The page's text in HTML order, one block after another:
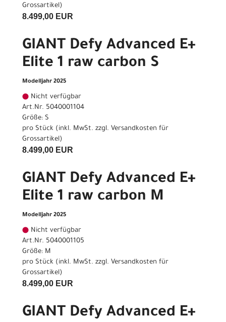
Grossartikel)
8.499,00 EUR
GIANT Defy Advanced E+
Elite 1 raw carbon S
Modelljahr 2025
Nicht verfügbar
Art.Nr. 5040001104
Größe: S
pro Stück (inkl. MwSt. zzgl. Versandkosten für
Grossartikel)
8.499,00 EUR
GIANT Defy Advanced E+
Elite 1 raw carbon M
Modelljahr 2025
Nicht verfügbar
Art.Nr. 5040001105
Größe: M
pro Stück (inkl. MwSt. zzgl. Versandkosten für
Grossartikel)
8.499,00 EUR
GIANT Defy Advanced E+